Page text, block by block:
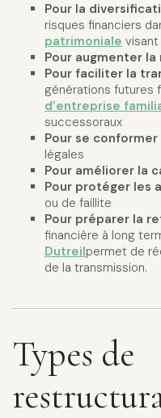
Pour la
risques financiers
patrimoniale
Pour augmenter
Pour faciliter la
générations futures
d’entreprise
successoraux
Pour se
légales
Pour améliorer la
Pour protéger les
ou de faillite
Pour préparer la
financière à long
Dutreilpermet de
de la transmission.
Types de